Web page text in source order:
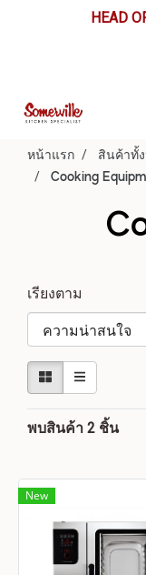
HEAD
หน้าแรก สินค้าทั้
Cooking
เรียงตาม
พบสินค้า 2 ชิ้น
New